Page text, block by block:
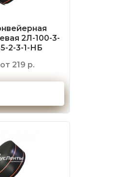
2Л-100-3-
2-3-1-НБ
от 219 р.